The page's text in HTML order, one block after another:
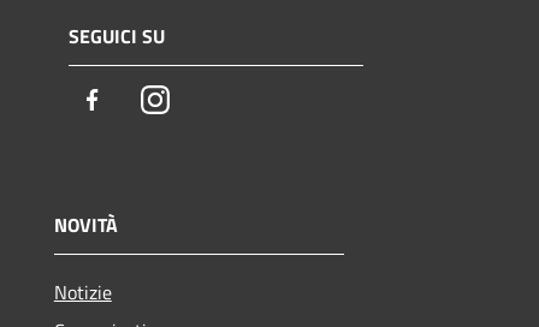
SEGUICI SU
FacebookInstagram
NOVITÀ
Notizie